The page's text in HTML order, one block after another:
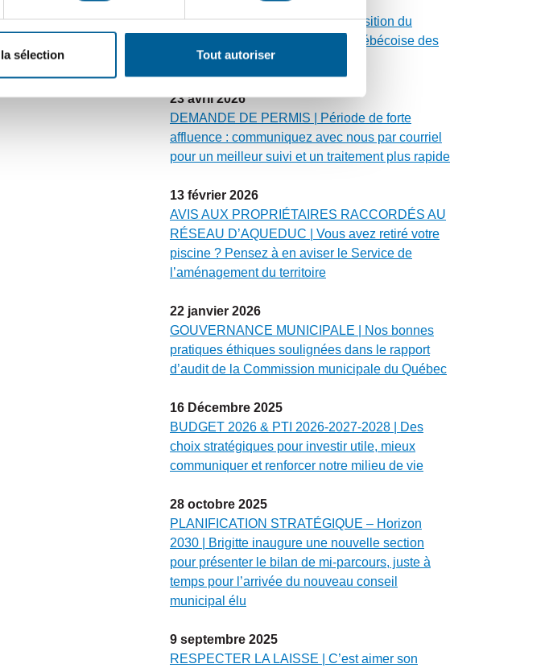
sélection Tout autoriser
gaspillage
ÉVALUATION FONCIÈRE | Acquisition du
Groupe Altus par la Fédération québécoise des
municipalités
23 avril 2026
DEMANDE DE PERMIS | Période de forte
affluence : communiquez avec nous par courriel
pour un meilleur suivi et un traitement plus rapide
13 février 2026
AVIS AUX PROPRIÉTAIRES RACCORDÉS AU
RÉSEAU D’AQUEDUC | Vous avez retiré votre
piscine ? Pensez à en aviser le Service de
l’aménagement du territoire
22 janvier 2026
GOUVERNANCE MUNICIPALE | Nos bonnes
pratiques éthiques soulignées dans le rapport
d’audit de la Commission municipale du Québec
16 Décembre 2025
BUDGET 2026 & PTI 2026-2027-2028 | Des
choix stratégiques pour investir utile, mieux
communiquer et renforcer notre milieu de vie
28 octobre 2025
PLANIFICATION STRATÉGIQUE – Horizon
2030 | Brigitte inaugure une nouvelle section
pour présenter le bilan de mi-parcours, juste à
temps pour l’arrivée du nouveau conseil
municipal élu
9 septembre 2025
RESPECTER LA LAISSE | C’est aimer son